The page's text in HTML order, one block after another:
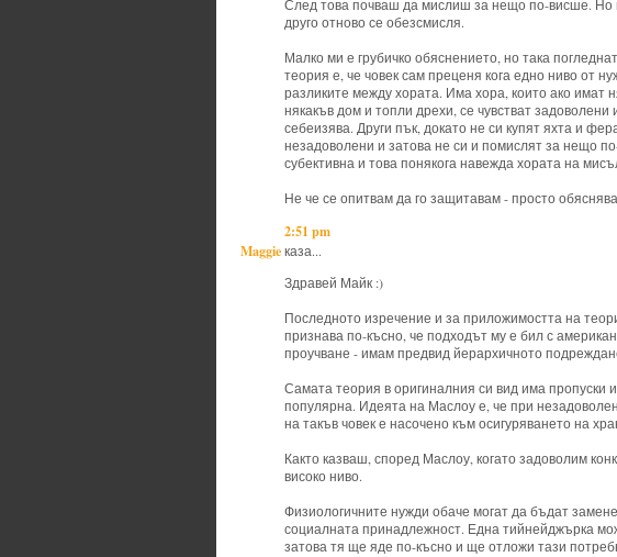
След това почваш да мислиш за нещо по-висше. Но
друго отново се обезсмисля.
Малко ми е грубичко обяснението, но така
теория е, че човек сам преценя кога едно ниво от
разликите между хората. Има хора, които ако имат
някакъв дом и топли дрехи, се чувстват
себеизява. Други пък, докато не си купят яхта и
незадоволени и затова не си и помислят за нещо
субективна и това понякога навежда хората на
Не че се опитвам да го защитавам - просто
2:51 pm
Maggieказа...
Здравей Майк :)
Последното изречение и за приложимостта на
признава по-късно, че подходът му е бил с
проучване - имам предвид йерархичното
Самата теория в оригиналния си вид има пропуски
популярна. Идеята на Маслоу е, че при
на такъв човек е насочено към осигуряването на
Както казваш, според Маслоу, когато задоволим
високо ниво.
Физиологичните нужди обаче могат да бъдат
социалната принадлежност. Една тийнейджърка
затова тя ще яде по-късно и ще отложи тази